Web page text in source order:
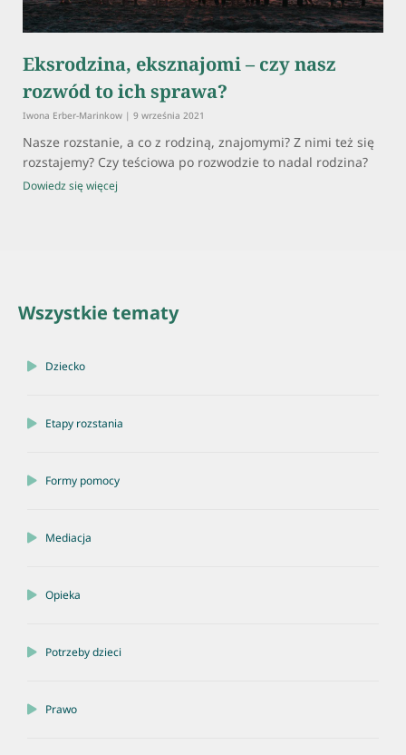
Eksrodzina, eksznajomi – czy nasz
rozwód to ich sprawa?
Iwona Erber-Marinkow 9 września 2021
Nasze rozstanie, a co z rodziną, znajomymi? Z nimi też się
rozstajemy? Czy teściowa po rozwodzie to nadal rodzina?
Dowiedz się więcej
Wszystkie tematy
Dziecko
Etapy rozstania
Formy pomocy
Mediacja
Opieka
Potrzeby dzieci
Prawo